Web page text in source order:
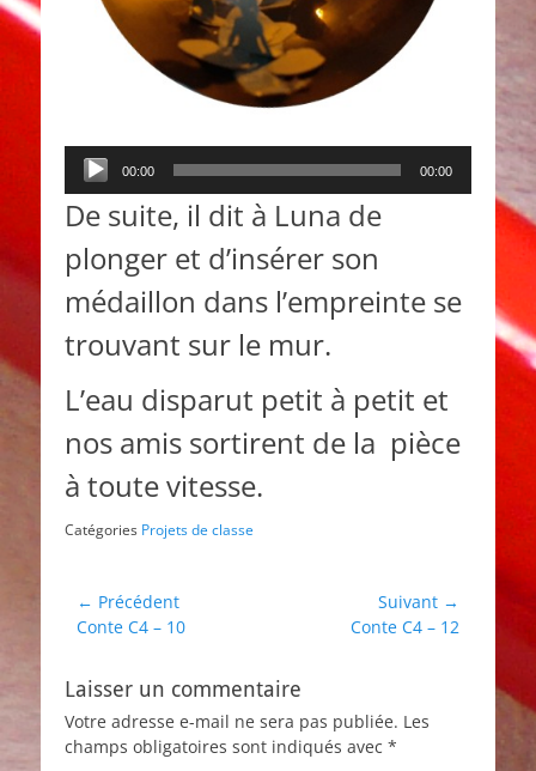
Lecteur
audio
00:00 00:00
De suite, il dit à Luna de
plonger et d’insérer son
médaillon dans l’empreinte se
trouvant sur le mur.
L’eau disparut petit à petit et
nos amis sortirent de la pièce
à toute vitesse.
Catégories Projets de classe
Navigation
de
← Précédent
Article
Conte C4 – 10
Suivant →
Conte C4 – 12
Laisser un commentaire
Votre adresse e-mail ne sera pas publiée. Les
champs obligatoires sont indiqués avec *